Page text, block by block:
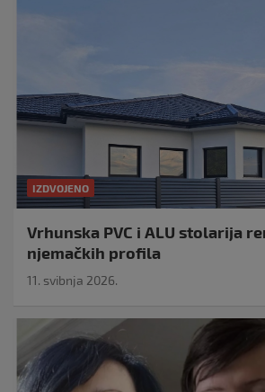
IZDVOJENO
Vrhunska PVC i ALU stolarija
njemačkih profila
11. svibnja 2026.